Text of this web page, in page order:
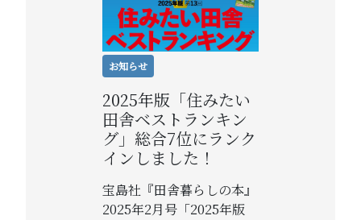
お知らせ
2025年版「住みたい
田舎ベストランキン
グ」総合7位にランク
インしました！
宝島社『田舎暮らしの本』
2025年2月号「2025年版